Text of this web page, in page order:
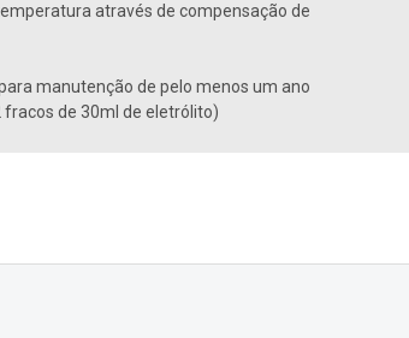
através de compensação de
manutenção de pelo menos um ano
de 30ml de eletrólito)